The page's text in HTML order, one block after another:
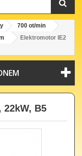
700 ot/min
Elektromotor IE2
22kW, B5